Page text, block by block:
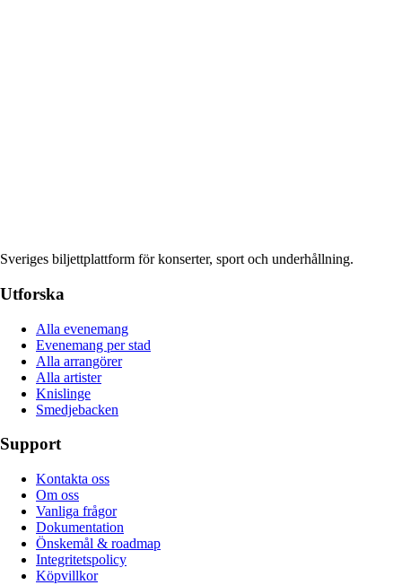
Sveriges biljettplattform för konserter, sport och underhållning.
Utforska
Alla evenemang
Evenemang per stad
Alla arrangörer
Alla artister
Knislinge
Smedjebacken
Support
Kontakta oss
Om oss
Vanliga frågor
Dokumentation
Önskemål & roadmap
Integritetspolicy
Köpvillkor